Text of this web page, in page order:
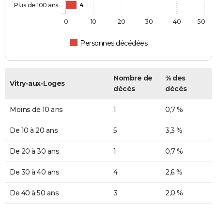
4
Personnes décédées
Plus de 100 ans
0 10 20 30 40 50
Vitry-aux-Loges
Nombre de
décès
% des
décès
Moins de 10 ans 1 0,7 %
De 10 à 20 ans 5 3,3 %
De 20 à 30 ans 1 0,7 %
De 30 à 40 ans 4 2,6 %
De 40 à 50 ans 3 2,0 %